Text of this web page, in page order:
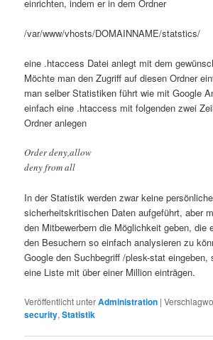
einrichten, indem er in dem Ordner
/var/www/vhosts/DOMAINNAME/statstics/
eine .htaccess Datei anlegt mit dem
Möchte man den Zugriff auf diesen Ordner
man selber Statistiken führt wie mit Google
einfach eine .htaccess mit folgenden zwei
Ordner anlegen
Order deny,allow
deny from all
In der Statistik werden zwar keine
sicherheitskritischen Daten aufgeführt, aber
den Mitbewerbern die Möglichkeit geben, die
den Besuchern so einfach analysieren zu
Google den Suchbegriff /plesk-stat eingeben,
eine Liste mit über einer Million einträgen.
Veröffentlicht unterAdministration |
security,Statistik